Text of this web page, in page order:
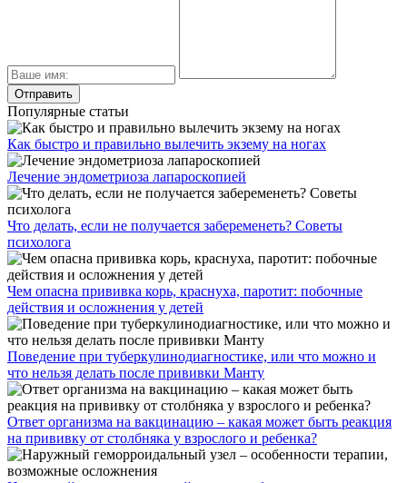
Популярные статьи
Как быстро и правильно вылечить экзему на ногах
Лечение эндометриоза лапароскопией
Что делать, если не получается забеременеть? Советы
психолога
Чем опасна прививка корь, краснуха, паротит: побочные
действия и осложнения у детей
Поведение при туберкулинодиагностике, или что можно и
что нельзя делать после прививки Манту
Ответ организма на вакцинацию – какая может быть реакция
на прививку от столбняка у взрослого и ребенка?